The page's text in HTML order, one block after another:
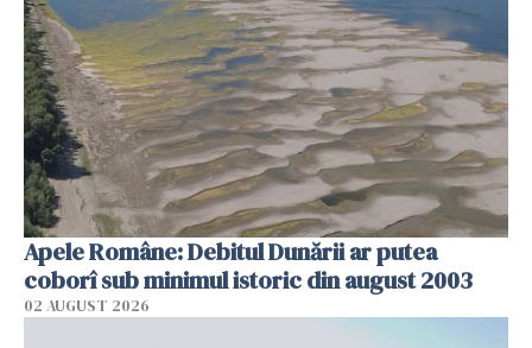
Apele Române: Debitul Dunării ar putea
coborî sub minimul istoric din august 2003
02 AUGUST 2026